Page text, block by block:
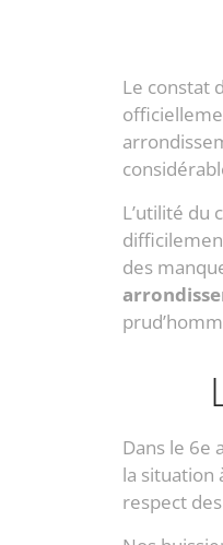
Le constat
L’utilité du
des
Dans le 6e
la situation
respect